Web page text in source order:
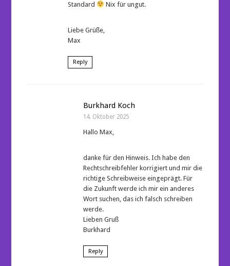
Standard
Nix für ungut.
Liebe Grüße,
Max
Reply
Burkhard Koch
14. Oktober 2025
Hallo Max,
danke für den Hinweis. Ich habe den
Rechtschreibfehler korrigiert und mir die
richtige Schreibweise eingeprägt. Für
die Zukunft werde ich mir ein anderes
Wort suchen, das ich falsch schreiben
werde.
Lieben Gruß
Burkhard
Reply